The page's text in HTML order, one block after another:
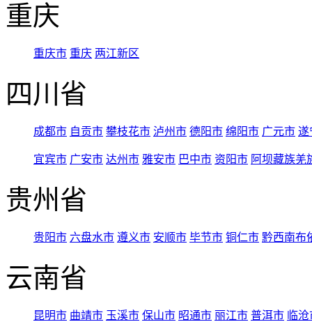
重庆
重庆市 重庆 两江新区
四川省
成都市 自贡市 攀枝花市 泸州市 德阳市 绵阳市 广元市 遂
宜宾市 广安市 达州市 雅安市 巴中市 资阳市 阿坝藏族羌
贵州省
贵阳市 六盘水市 遵义市 安顺市 毕节市 铜仁市 黔西南布
云南省
昆明市 曲靖市 玉溪市 保山市 昭通市 丽江市 普洱市 临